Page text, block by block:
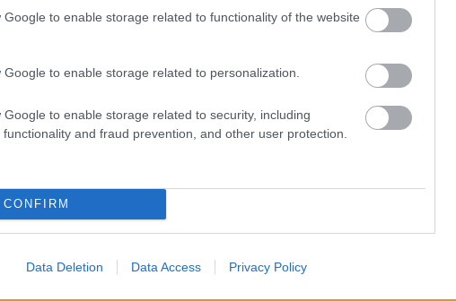
Google to enable storage related to functionality of the website
Google to enable storage related to personalization.
Google to enable storage related to security, including
and fraud prevention, and other user protection.
CONFIRM
Data Deletion Data Access Privacy Policy
fák titkos élete
földi idegenek
A
Hobbit művészete
kívülálló A
megvetés ideje
megtörténik
szilmarilok
A
A
A
A
vasútvonal mentén